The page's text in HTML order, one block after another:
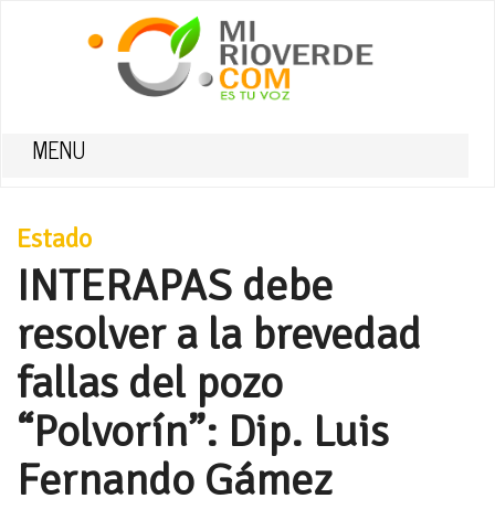
MENU
Estado
INTERAPAS debe
resolver a la brevedad
fallas del pozo
“Polvorín”: Dip. Luis
Fernando Gámez